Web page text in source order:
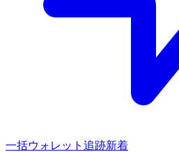
一括ウォレット追跡新着